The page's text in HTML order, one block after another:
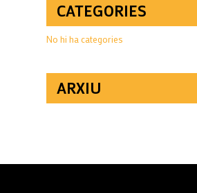
CATEGORIES
No hi ha categories
ARXIU